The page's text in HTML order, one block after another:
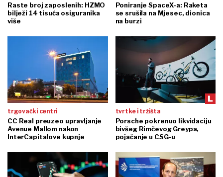
Raste broj zaposlenih: HZMO
bilježi 14 tisuća osiguranika
više
Poniranje SpaceX-a: Raketa
se srušila na Mjesec, dionica
na burzi
trgovački centri
CC Real preuzeo upravljanje
Avenue Mallom nakon
InterCapitalove kupnje
tvrtke i tržišta
Porsche pokrenuo likvidaciju
bivšeg Rimčevog Greypa,
pojačanje u CSG-u